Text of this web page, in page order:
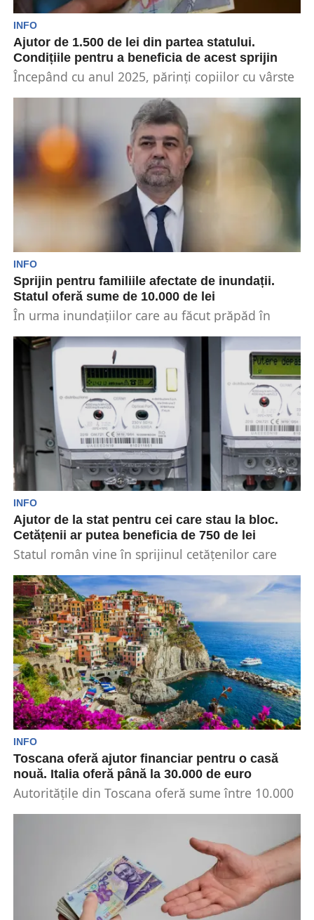
INFO
Ajutor de 1.500 de lei din partea statului.
Condițiile pentru a beneficia de acest sprijin
Începând cu anul 2025, părinți copiilor cu vârste
INFO
Sprijin pentru familiile afectate de inundații.
Statul oferă sume de 10.000 de lei
În urma inundațiilor care au făcut prăpăd în
Române au...
INFO
Ajutor de la stat pentru cei care stau la bloc.
Cetățenii ar putea beneficia de 750 de lei
Statul român vine în sprijinul cetățenilor care
aceștia...
INFO
Toscana oferă ajutor financiar pentru o casă
nouă. Italia oferă până la 30.000 de euro
Autoritățile din Toscana oferă sume între 10.000